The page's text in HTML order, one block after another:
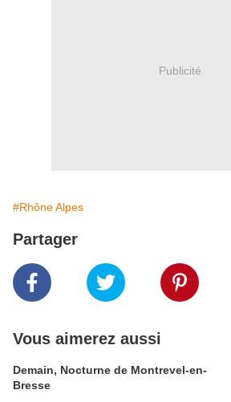
Publicité
#Rhône Alpes
Partager
Vous aimerez aussi
Demain, Nocturne de Montrevel-en-
Bresse